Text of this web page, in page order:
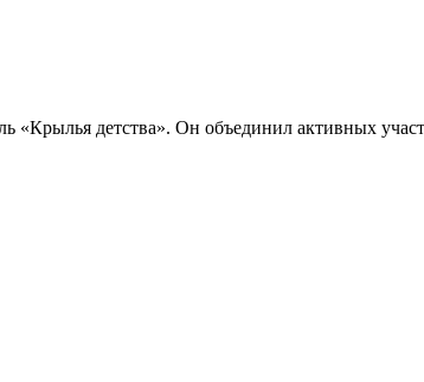
«Крылья детства». Он объединил активных